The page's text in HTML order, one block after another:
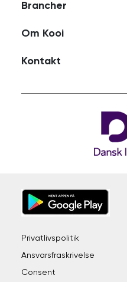
Brancher
Om Kooi
Kontakt
Privatlivspolitik
Ansvarsfraskrivelse
Consent